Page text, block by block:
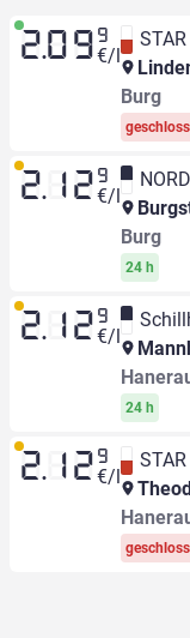
2.09 9
€/l
Burg
2.12 9
€/l
Burg
24 h
2.12 9
€/l
24 h
2.12 9
€/l